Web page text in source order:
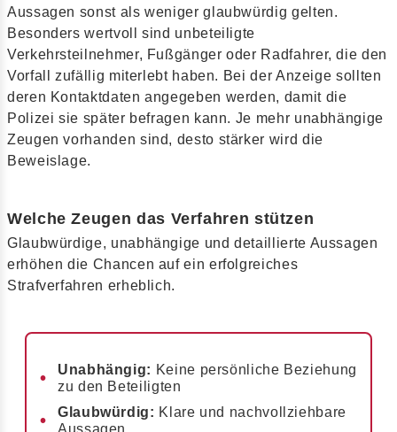
Aussagen sonst als weniger glaubwürdig gelten.
Besonders wertvoll sind unbeteiligte
Verkehrsteilnehmer, Fußgänger oder Radfahrer, die den
Vorfall zufällig miterlebt haben. Bei der Anzeige sollten
deren Kontaktdaten angegeben werden, damit die
Polizei sie später befragen kann. Je mehr unabhängige
Zeugen vorhanden sind, desto stärker wird die
Beweislage.
Welche Zeugen das Verfahren stützen
Glaubwürdige, unabhängige und detaillierte Aussagen
erhöhen die Chancen auf ein erfolgreiches
Strafverfahren erheblich.
Unabhängig: Keine persönliche Beziehung
zu den Beteiligten
Glaubwürdig: Klare und nachvollziehbare
Aussagen